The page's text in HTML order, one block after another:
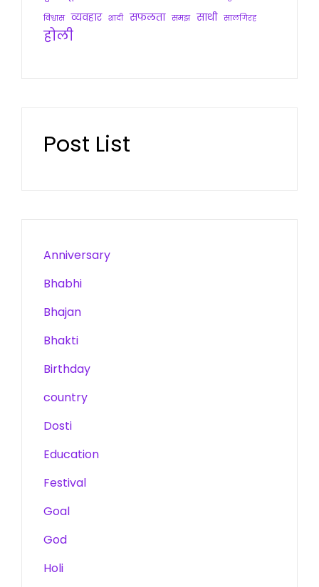
विश्वास व्यवहार शादी सफलता समझ साथी सालगिरह
होली
Post List
Anniversary
Bhabhi
Bhajan
Bhakti
Birthday
country
Dosti
Education
Festival
Goal
God
Holi